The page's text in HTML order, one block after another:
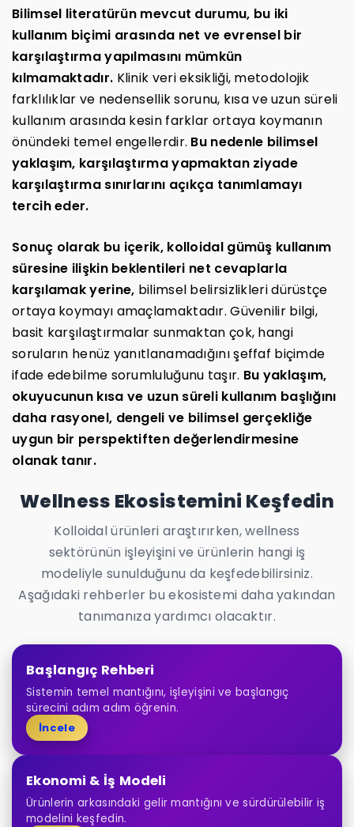
Bilimsel literatürün mevcut durumu, bu iki
kullanım biçimi arasında net ve evrensel bir
karşılaştırma yapılmasını mümkün
kılmamaktadır. Klinik veri eksikliği, metodolojik
farklılıklar ve nedensellik sorunu, kısa ve uzun süreli
kullanım arasında kesin farklar ortaya koymanın
önündeki temel engellerdir. Bu nedenle bilimsel
yaklaşım, karşılaştırma yapmaktan ziyade
karşılaştırma sınırlarını açıkça tanımlamayı
tercih eder.
Sonuç olarak bu içerik, kolloidal gümüş kullanım
süresine ilişkin beklentileri net cevaplarla
karşılamak yerine, bilimsel belirsizlikleri dürüstçe
ortaya koymayı amaçlamaktadır. Güvenilir bilgi,
basit karşılaştırmalar sunmaktan çok, hangi
soruların henüz yanıtlanamadığını şeffaf biçimde
ifade edebilme sorumluluğunu taşır. Bu yaklaşım,
okuyucunun kısa ve uzun süreli kullanım başlığını
daha rasyonel, dengeli ve bilimsel gerçekliğe
uygun bir perspektiften değerlendirmesine
olanak tanır.
Wellness Ekosistemini Keşfedin
Kolloidal ürünleri araştırırken, wellness
sektörünün işleyişini ve ürünlerin hangi iş
modeliyle sunulduğunu da keşfedebilirsiniz.
Aşağıdaki rehberler bu ekosistemi daha yakından
tanımanıza yardımcı olacaktır.
Başlangıç Rehberi
Sistemin temel mantığını, işleyişini ve başlangıç
sürecini adım adım öğrenin.
İncele
Ekonomi & İş Modeli
Ürünlerin arkasındaki gelir mantığını ve sürdürülebilir iş
modelini keşfedin.